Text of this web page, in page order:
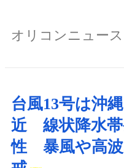
オリコンニュース
台風13号は沖
近 線状降水帯
性 暴風や高波